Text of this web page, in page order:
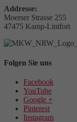
Addresse:
Moerser Strasse 255
47475 Kamp-Lintfort
Folgen Sie uns
Facebook
YouTube
Google +
Pinterest
Instagram